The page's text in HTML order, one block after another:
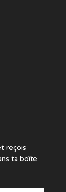
reçois
ta boîte